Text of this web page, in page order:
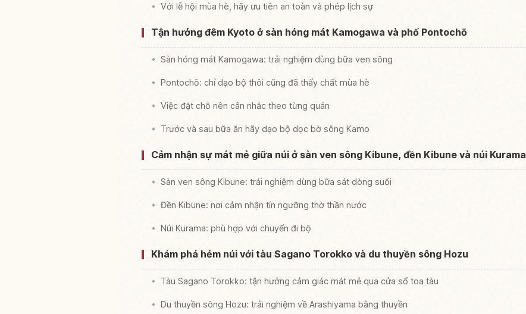
Với lễ hội mùa hè, hãy ưu tiên an toàn và phép lịch sự
Tận hưởng đêm Kyoto ở sàn hóng mát Kamogawa và phố Pontochō
Sàn hóng mát Kamogawa: trải nghiệm dùng bữa ven sông
Pontochō: chỉ dạo bộ thôi cũng đã thấy chất mùa hè
Việc đặt chỗ nên cân nhắc theo từng quán
Trước và sau bữa ăn hãy dạo bộ dọc bờ sông Kamo
Cảm nhận sự mát mẻ giữa núi ở sàn ven sông Kibune, đền Kibune và núi Kurama
Sàn ven sông Kibune: trải nghiệm dùng bữa sát dòng suối
Đền Kibune: nơi cảm nhận tín ngưỡng thờ thần nước
Núi Kurama: phù hợp với chuyến đi bộ
Khám phá hẻm núi với tàu Sagano Torokko và du thuyền sông Hozu
Tàu Sagano Torokko: tận hưởng cảm giác mát mẻ qua cửa sổ toa tàu
Du thuyền sông Hozu: trải nghiệm về Arashiyama bằng thuyền